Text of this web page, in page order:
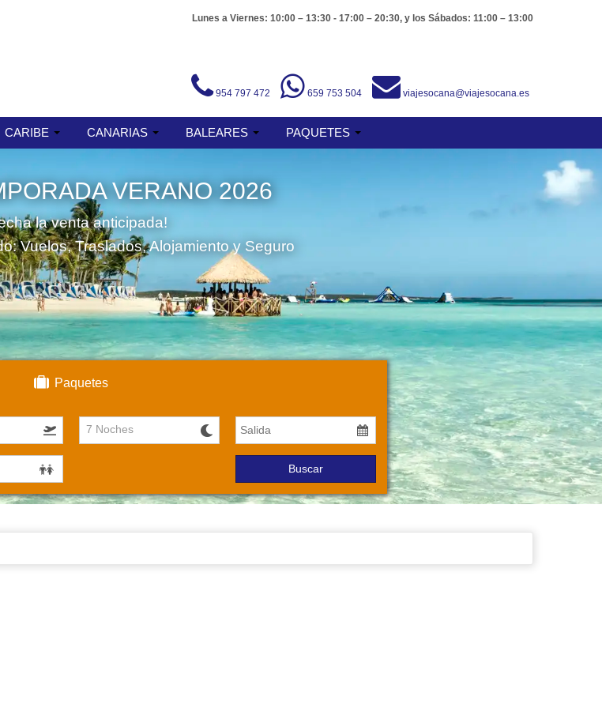
Lunes a Viernes: 10:00 – 13:30 - 17:00 – 20:30, y los Sábados: 11:00 – 13:00
954 797 472 659 753 504 viajesocana@viajesocana.es
CARIBE CANARIAS BALEARES PAQUETES
VERANO 2026
la venta anticipada!
Vuelos, Traslados, Alojamiento y Seguro
Paquetes
7 Noches
Buscar